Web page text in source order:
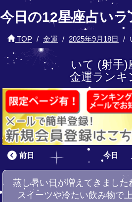
今日の12星座占い
TOP 金運 2025年9月18日
いて (射手)
金運ランキ
前日 今日
蒸し暑い日が増えてきました
スイーツや冷たい飲み物で